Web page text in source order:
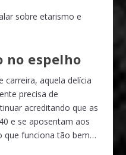
sobre etarismo e
no espelho
carreira, aquela delícia
precisa de
acreditando que as
e se aposentam aos
que funciona tão bem…